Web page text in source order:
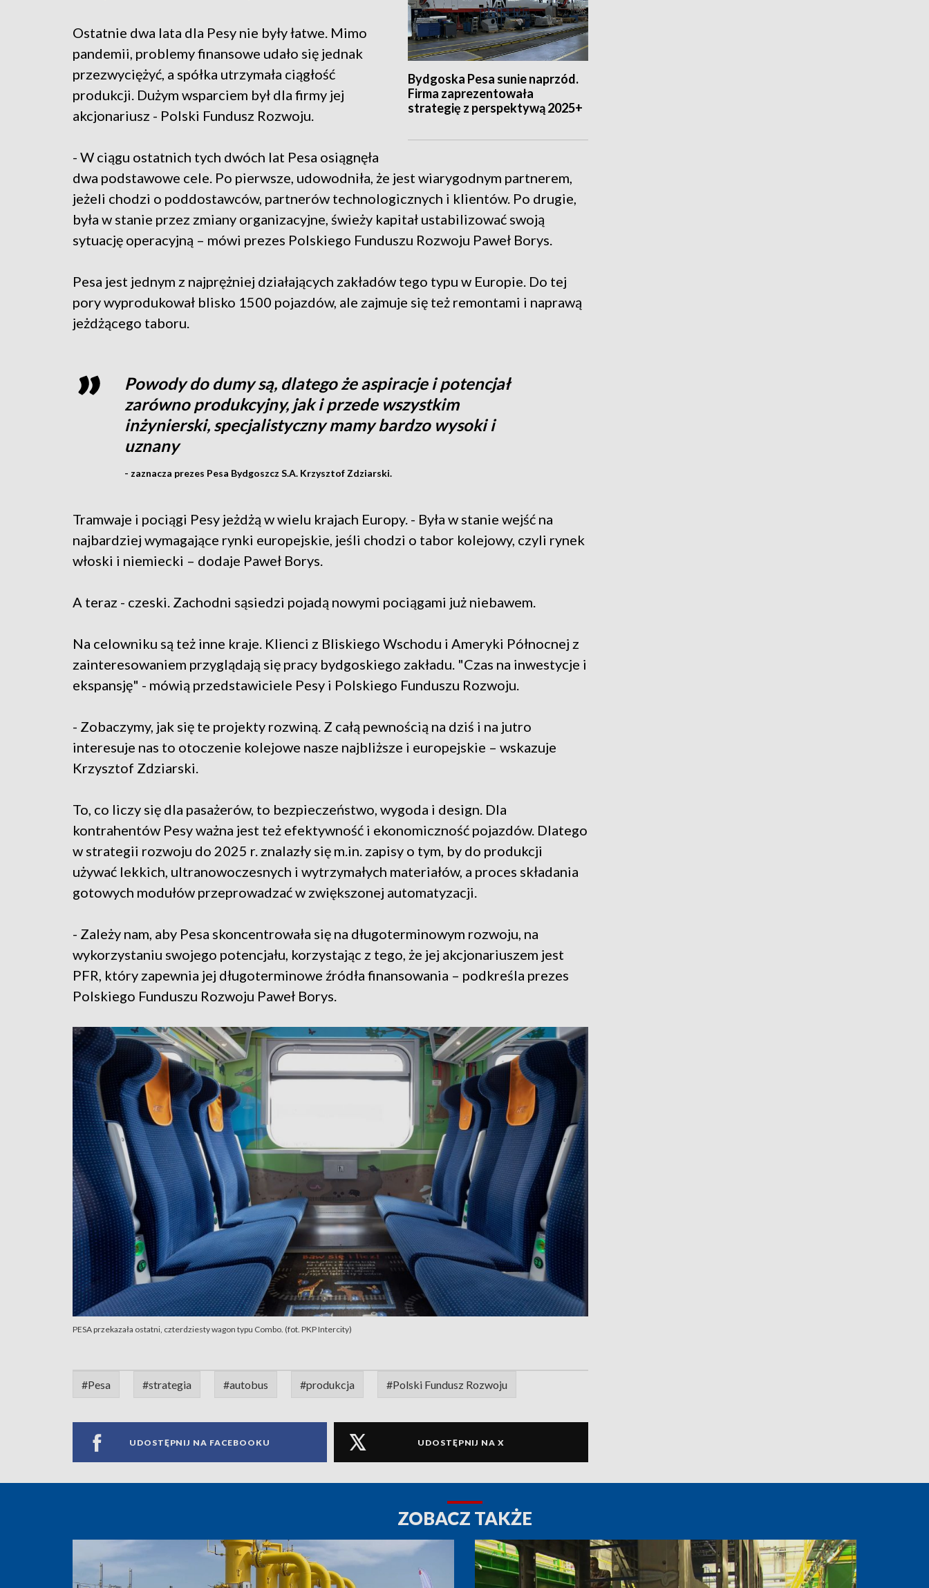
Bydgoska Pesa sunie naprzód.
Firma zaprezentowała
strategię z perspektywą 2025+
Ostatnie dwa lata dla Pesy nie były łatwe. Mimo
pandemii, problemy finansowe udało się jednak
przezwyciężyć, a spółka utrzymała ciągłość
produkcji. Dużym wsparciem był dla firmy jej
akcjonariusz - Polski Fundusz Rozwoju.
- W ciągu ostatnich tych dwóch lat Pesa osiągnęła
dwa podstawowe cele. Po pierwsze, udowodniła, że jest wiarygodnym partnerem,
jeżeli chodzi o poddostawców, partnerów technologicznych i klientów. Po drugie,
była w stanie przez zmiany organizacyjne, świeży kapitał ustabilizować swoją
sytuację operacyjną – mówi prezes Polskiego Funduszu Rozwoju Paweł Borys.
Pesa jest jednym z najprężniej działających zakładów tego typu w Europie. Do tej
pory wyprodukował blisko 1500 pojazdów, ale zajmuje się też remontami i naprawą
jeżdżącego taboru.
Powody do dumy są, dlatego że aspiracje i potencjał
zarówno produkcyjny, jak i przede wszystkim
inżynierski, specjalistyczny mamy bardzo wysoki i
uznany
- zaznacza prezes Pesa Bydgoszcz S.A. Krzysztof Zdziarski.
Tramwaje i pociągi Pesy jeżdżą w wielu krajach Europy. - Była w stanie wejść na
najbardziej wymagające rynki europejskie, jeśli chodzi o tabor kolejowy, czyli rynek
włoski i niemiecki – dodaje Paweł Borys.
A teraz - czeski. Zachodni sąsiedzi pojadą nowymi pociągami już niebawem.
Na celowniku są też inne kraje. Klienci z Bliskiego Wschodu i Ameryki Północnej z
zainteresowaniem przyglądają się pracy bydgoskiego zakładu. "Czas na inwestycje i
ekspansję" - mówią przedstawiciele Pesy i Polskiego Funduszu Rozwoju.
- Zobaczymy, jak się te projekty rozwiną. Z całą pewnością na dziś i na jutro
interesuje nas to otoczenie kolejowe nasze najbliższe i europejskie – wskazuje
Krzysztof Zdziarski.
To, co liczy się dla pasażerów, to bezpieczeństwo, wygoda i design. Dla
kontrahentów Pesy ważna jest też efektywność i ekonomiczność pojazdów. Dlatego
w strategii rozwoju do 2025 r. znalazły się m.in. zapisy o tym, by do produkcji
używać lekkich, ultranowoczesnych i wytrzymałych materiałów, a proces składania
gotowych modułów przeprowadzać w zwiększonej automatyzacji.
- Zależy nam, aby Pesa skoncentrowała się na długoterminowym rozwoju, na
wykorzystaniu swojego potencjału, korzystając z tego, że jej akcjonariuszem jest
PFR, który zapewnia jej długoterminowe źródła finansowania – podkreśla prezes
Polskiego Funduszu Rozwoju Paweł Borys.
PESA przekazała ostatni, czterdziesty wagon typu Combo. (fot. PKP Intercity)
#Pesa #strategia #autobus #produkcja #Polski Fundusz Rozwoju
UDOSTĘPNIJ NA FACEBOOKU UDOSTĘPNIJ NA X
ZOBACZ TAKŻE